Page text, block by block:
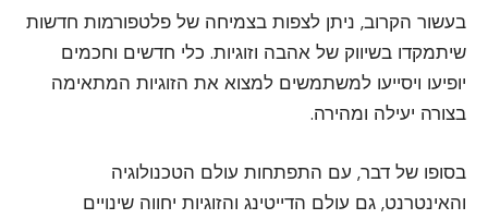
בעשור הקרוב, ניתן לצפות בצמיחה של פלטפורמות חדשות
שיתמקדו בשיווק של אהבה וזוגיות. כלי חדשים וחכמים
יופיעו ויסייעו למשתמשים למצוא את הזוגיות המתאימה
בצורה יעילה ומהירה.
בסופו של דבר, עם התפתחות עולם הטכנולוגיה
והאינטרנט, גם עולם הדייטינג והזוגיות יחווה שינויים